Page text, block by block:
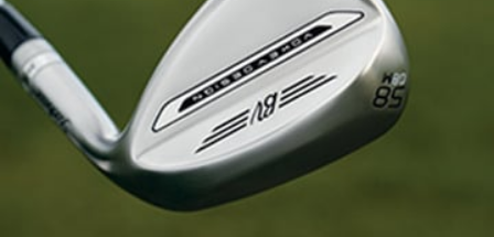
Aditi Ashok s’impose avec un écart
record ! Emma Grechi signe un bon
top 10
4 FÉV. 2023 | MAGICAL KENYA LADIES OPEN, TOUR 3
Aditi Ashok s’envole, le top 20 en